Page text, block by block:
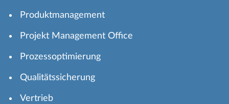
Produktmanagement
Projekt Management Office
Prozessoptimierung
Qualitätssicherung
Vertrieb